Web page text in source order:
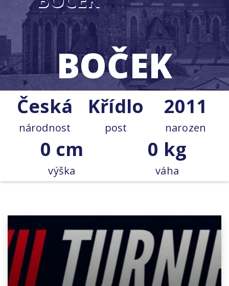
BOČEK
Česká
národnost
Křídlo
post
2011
narozen
0 cm
výška
0 kg
váha